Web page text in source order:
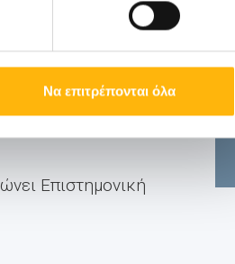
Να επιτρέπονται όλα
Επιστημονική